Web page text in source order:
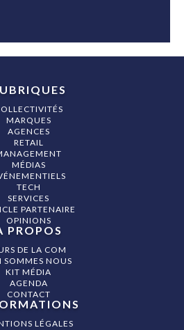
MARQUES
AGENCES
RETAIL
MÉDIAS
TECH
SERVICES
PARTENAIRE
OPINIONS
PROPOS
DE LA COM
SOMMES NOUS
KIT MÉDIA
AGENDA
CONTACT
LÉGALES